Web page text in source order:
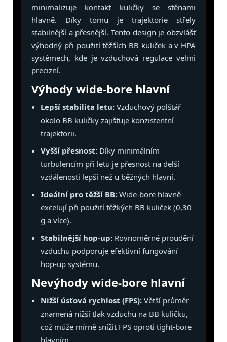
minimalizuje kontakt kuličky se stěnami
hlavně. Díky tomu je trajektorie střely
stabilnější a přesnější. Tento design je obzvlášť
výhodný při použití těžších BB kuliček a v HPA
systémech, kde je vzduchová regulace velmi
precizní.
Výhody wide-bore hlavní
Lepší stabilita letu: Vzduchový polštář
okolo BB kuličky zajišťuje konzistentní
trajektorii.
Vyšší přesnost: Díky minimálním
turbulencím při letu je přesnost na delší
vzdálenosti lepší než u běžných hlavní.
Ideální pro těžší BB: Wide-bore hlavně
excelují při použití těžkých BB kuliček (0,30
g a více).
Stabilnější hop-up: Rovnoměrné proudění
vzduchu podporuje efektivní fungování
hop-up systému.
Nevýhody wide-bore hlavní
Nižší úsťová rychlost (FPS): Větší průměr
znamená nižší tlak vzduchu na BB kuličku,
což může mírně snížit FPS oproti tight-bore
hlavním.